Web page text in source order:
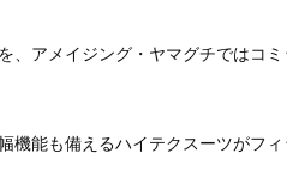
、アメイジング・ヤマグチではコミ
機能も備えるハイテクスーツがフィ